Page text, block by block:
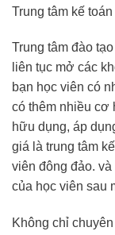
Trung tâm kế
Trung tâm đào
liên tục mở các
bạn học viên có
có thêm nhiều cơ
hữu dụng, áp
giá là trung tâm
viên đông đảo.
của học viên sau
Không chỉ